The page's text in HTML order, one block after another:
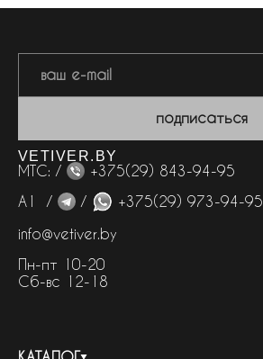
подписаться
VETIVER.BY
МТС: /
+375(29) 843-94-95
А1 /
/
+375(29) 973-94-95
info@vetiver.by
Пн-пт 10-20
Сб-вс 12-18